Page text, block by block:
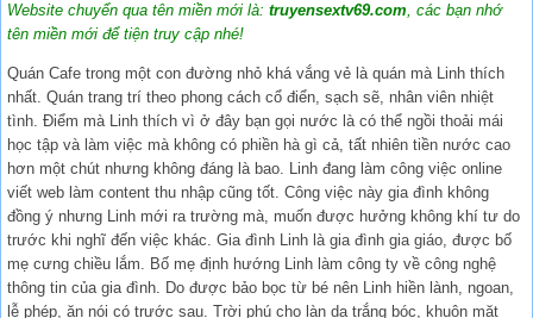
Website chuyển qua tên miền mới là: truyensextv69.com, các bạn nhớ
tên miền mới để tiện truy cập nhé!
Quán Cafe trong một con đường nhỏ khá vắng vẻ là quán mà Linh thích
nhất. Quán trang trí theo phong cách cổ điển, sạch sẽ, nhân viên nhiệt
tình. Điểm mà Linh thích vì ở đây bạn gọi nước là có thể ngồi thoải mái
học tập và làm việc mà không có phiền hà gì cả, tất nhiên tiền nước cao
hơn một chút nhưng không đáng là bao. Linh đang làm công việc online
viết web làm content thu nhập cũng tốt. Công việc này gia đình không
đồng ý nhưng Linh mới ra trường mà, muốn được hưởng không khí tư do
trước khi nghĩ đến việc khác. Gia đình Linh là gia đình gia giáo, được bố
mẹ cưng chiều lắm. Bố mẹ định hướng Linh làm công ty về công nghệ
thông tin của gia đình. Do được bảo bọc từ bé nên Linh hiền lành, ngoan,
lễ phép, ăn nói có trước sau. Trời phú cho làn da trắng bóc, khuôn mặt